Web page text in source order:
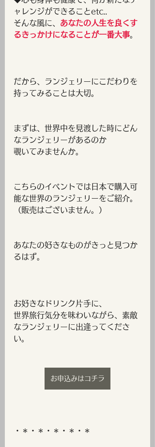
ャレンジができることetc..
そんな風に、 あなたの人生を良くす
るきっかけになることが一番大事。
だから、ランジェリーにこだわりを
持ってみることは大切。
まずは、世界中を見渡した時にどん
なランジェリーがあるのか
覗いてみませんか。
こちらのイベントでは日本で購入可
能な世界のランジェリーをご紹介。
（販売はございません。）
あなたの好きなものがきっと見つか
るはず。
お好きなドリンク片手に、
世界旅行気分を味わいながら、素敵
なランジェリーに出逢ってくださ
い。
お申込みはコチラ
・＊・＊・＊・＊・＊